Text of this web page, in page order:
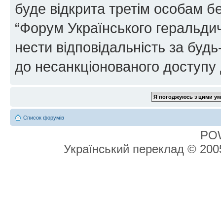
буде відкрита третім особам
“Форум Українського
нести відповідальність за
до несанкціонованого доступу
Список форумів
Український переклад ©